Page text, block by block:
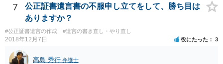
産分割調停を申し立てなければなりません。 なお、弁護士の送付状
は、通常、相続人全員分の（本件であれば４通の）「遺産分割協議
書」を作成するところ、１通だけの作成にとどめる理由が書かれてい
るものです。
7
公正証書遺言書の不服申し立てをして、勝ち目は
ありますか？
#公正証書遺言の作成 #遺言の書き直し・やり直し
2018年12月7日 役にたった 3
高島 秀行 弁護士